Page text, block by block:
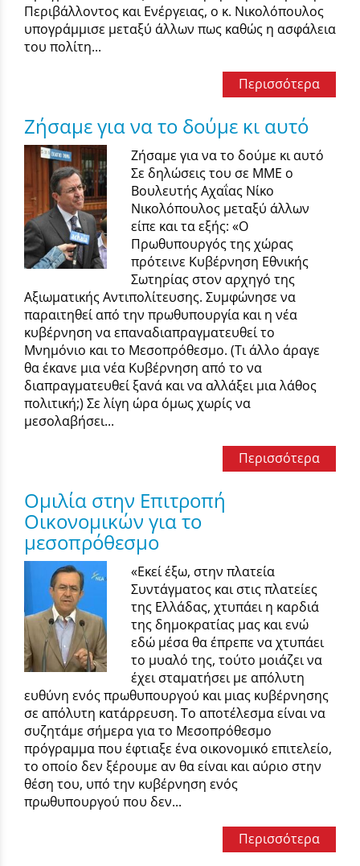
Περιβάλλοντος και Ενέργειας, ο κ. Νικολόπουλος
υπογράμμισε μεταξύ άλλων πως καθώς η ασφάλεια
του πολίτη...
Περισσότερα
Ζήσαμε για να το δούμε κι αυτό
Ζήσαμε για να το δούμε κι αυτό
Σε δηλώσεις του σε ΜΜΕ ο
Βουλευτής Αχαΐας Νίκο
Νικολόπουλος μεταξύ άλλων
είπε και τα εξής: «Ο
Πρωθυπουργός της χώρας
πρότεινε Κυβέρνηση Εθνικής
Σωτηρίας στον αρχηγό της
Αξιωματικής Αντιπολίτευσης. Συμφώνησε να
παραιτηθεί από την πρωθυπουργία και η νέα
κυβέρνηση να επαναδιαπραγματευθεί το
Μνημόνιο και το Μεσοπρόθεσμο. (Τι άλλο άραγε
θα έκανε μια νέα Κυβέρνηση από το να
διαπραγματευθεί ξανά και να αλλάξει μια λάθος
πολιτική;) Σε λίγη ώρα όμως χωρίς να
μεσολαβήσει...
Περισσότερα
Ομιλία στην Επιτροπή
Οικονομικών για το
μεσοπρόθεσμο
«Εκεί έξω, στην πλατεία
Συντάγματος και στις πλατείες
της Ελλάδας, χτυπάει η καρδιά
της δημοκρατίας μας και ενώ
εδώ μέσα θα έπρεπε να χτυπάει
το μυαλό της, τούτο μοιάζει να
έχει σταματήσει με απόλυτη
ευθύνη ενός πρωθυπουργού και μιας κυβέρνησης
σε απόλυτη κατάρρευση. Το αποτέλεσμα είναι να
συζητάμε σήμερα για το Μεσοπρόθεσμο
πρόγραμμα που έφτιαξε ένα οικονομικό επιτελείο,
το οποίο δεν ξέρουμε αν θα είναι και αύριο στην
θέση του, υπό την κυβέρνηση ενός
πρωθυπουργού που δεν...
Περισσότερα